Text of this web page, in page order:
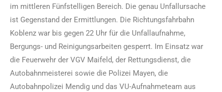
im mittleren Fünfstelligen Bereich. Die genau Unfallursache
ist Gegenstand der Ermittlungen. Die Richtungsfahrbahn
Koblenz war bis gegen 22 Uhr für die Unfallaufnahme,
Bergungs- und Reinigungsarbeiten gesperrt. Im Einsatz war
die Feuerwehr der VGV Maifeld, der Rettungsdienst, die
Autobahnmeisterei sowie die Polizei Mayen, die
Autobahnpolizei Mendig und das VU-Aufnahmeteam aus